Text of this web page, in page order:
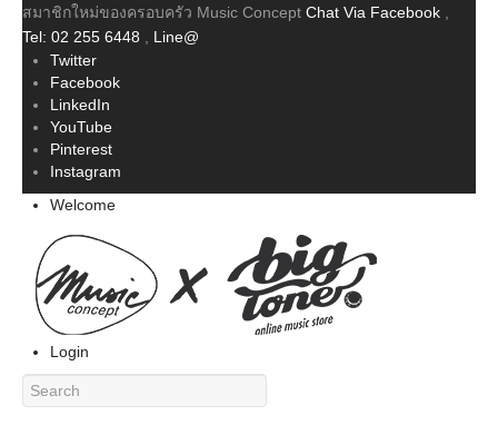
สมาชิกใหม่ของครอบครัว Music Concept Chat Via Facebook
Tel: 02 255 6448
Line@
Twitter
Facebook
LinkedIn
YouTube
Pinterest
Instagram
Welcome
Login